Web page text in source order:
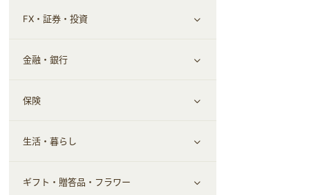
家電・パソコン・ソフトウェア
通信・レンタルサーバー
スマホ・携帯電話・SIM
定額制有料コンテンツ
すべて見る
クレジットカード
FX・証券・投資
すべて見る
証券
仮想通貨
金融・銀行
銀行・ネット銀行
キャッシング・ローン
保険
すべて見る
保険相談・面談
生活・暮らし
すべて見る
ギフト・贈答品・フラワー